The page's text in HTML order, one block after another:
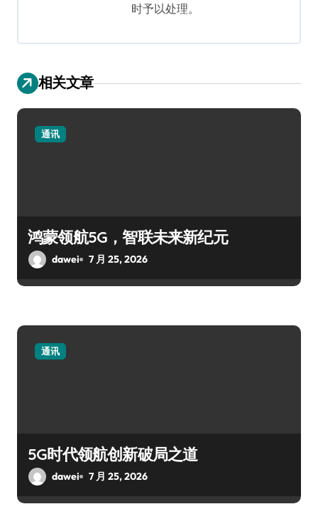
时予以处理。
相关文章
通讯
鸿蒙领航5G，智联未来新纪元
dawei 7 月 25, 2026
通讯
5G时代领航创新破局之道
dawei 7 月 25, 2026